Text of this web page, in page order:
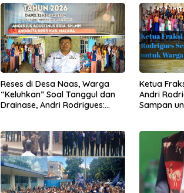
Reses di Desa Naas, Warga
“Keluhkan” Soal Tanggul dan
Drainase, Andri Rodrigues:
Ketua
Andri
Sampan